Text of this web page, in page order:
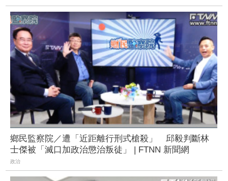
鄉民監察院／遭「近距離行刑式槍殺」 邱毅判斷林
士傑被「滅口加政治懲治叛徒」 | FTNN 新聞網
政治